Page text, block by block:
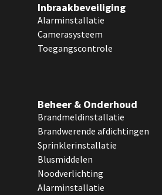
Inbraakbeveiliging
Alarminstallatie
Camerasysteem
Toegangscontrole
Beheer & Onderhoud
Brandmeldinstallatie
Brandwerende afdichtingen
Sprinklerinstallatie
Blusmiddelen
Noodverlichting
Alarminstallatie